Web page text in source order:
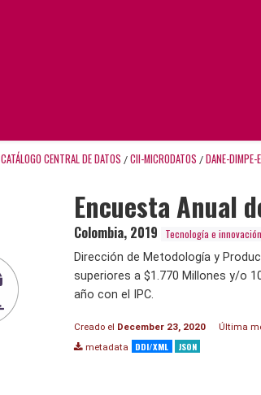
CATÁLOGO CENTRAL DE DATOS / CII-MICRODATOS / DANE-
Encuesta Anual
Colombia, 2019 Tecnología e innovación.
Dirección de Metodología y
superiores a $1.770 Millones y/o
año con el IPC.
Creado el December 23, 2020 Última
metadata DDI/XML JSON